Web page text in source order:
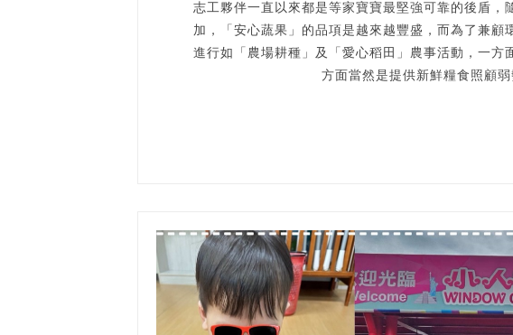
志工夥伴一直以來都是等家寶寶最堅強可靠的後盾，
加，「安心蔬果」的品項是越來越豐盛，而為了兼顧
進行如「農場耕種」及「愛心稻田」農事活動，一方
方面當然是提供新鮮糧食照顧